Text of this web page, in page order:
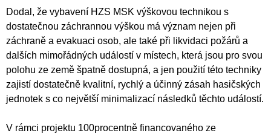
Dodal, že vybavení HZS MSK výškovou technikou s
dostatečnou záchrannou výškou má význam nejen při
záchraně a evakuaci osob, ale také při likvidaci požárů a
dalších mimořádných událostí v místech, která jsou pro svou
polohu ze země špatně dostupná, a jen použití této techniky
zajistí dostatečně kvalitní, rychlý a účinný zásah hasičských
jednotek s co největší minimalizací následků těchto událostí.
V rámci projektu 100procentně financovaného ze